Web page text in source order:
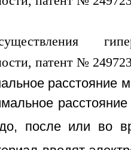
расстояние
после или во